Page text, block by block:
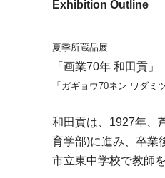
Exhibition Outline
夏季所蔵品展
「画業70年 和田貢」
「ガギョウ70ネン ワダミ
和田貢は、1927年、
育学部)に進み、卒業
市立東中学校で教師